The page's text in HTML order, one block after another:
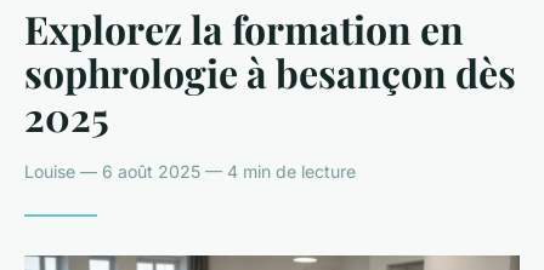
Explorez la formation en
sophrologie à besançon dès
2025
Louise — 6 août 2025 — 4 min de lecture